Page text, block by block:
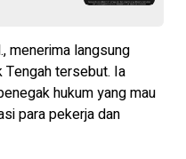
menerima langsung
Tengah tersebut. Ia
hukum yang mau
para pekerja dan